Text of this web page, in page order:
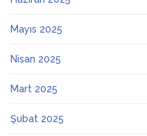
Mayıs 2025
Nisan 2025
Mart 2025
Şubat 2025